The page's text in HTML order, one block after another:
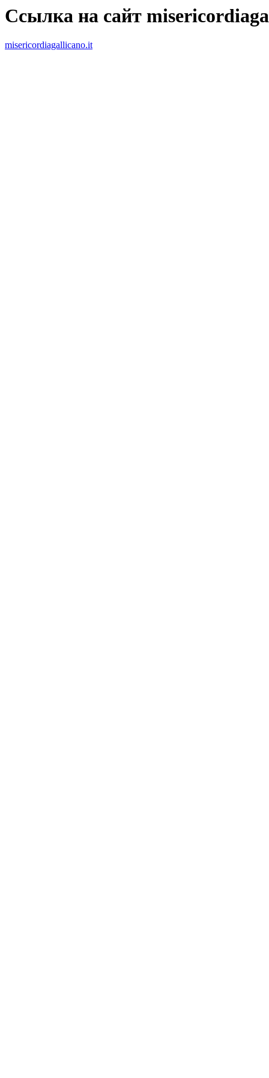
Ссылка на сайт
misericordiagallicano.it